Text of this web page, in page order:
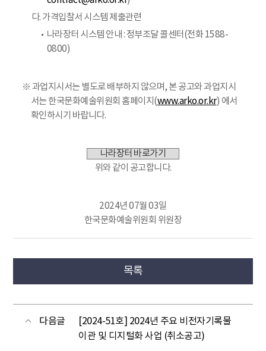
다. 가격입찰서 시스템 제출관련
나라장터 시스템 안내 : 정부조달 콜센터(전화 1588-
0800)
※ 과업지시서는 별도로 배부하지 않으며, 본 공고와 과업지시
서는 한국문화예술위원회 홈페이지(www.arko.or.kr) 에서
확인하시기 바랍니다.
나라장터 바로가기
위와 같이 공고합니다.
2024년 07월 03일
한국문화예술위원회 위원장
목록
다음글
[2024-51호] 2024년 주요 비전자기록물
이관 및 디지털화 사업 (취소공고)